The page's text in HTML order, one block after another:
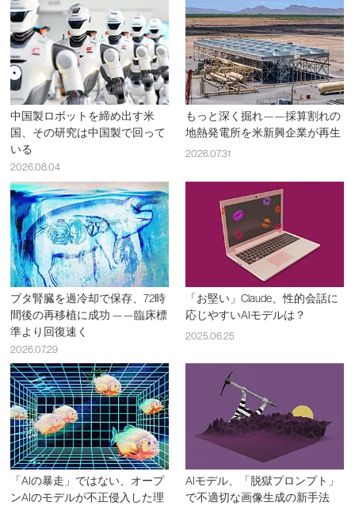
中国製ロボットを締め出す米
国、その研究は中国製で回って
いる
2026.08.04
もっと深く掘れ——採算割れの
地熱発電所を米新興企業が再生
2026.07.31
ブタ腎臓を過冷却で保存、72時
間後の再移植に成功 ——臨床標
準より回復速く
2026.07.29
「お堅い」Claude、性的会話に
応じやすいAIモデルは？
2025.06.25
「AIの暴走」ではない、オープ
ンAIのモデルが不正侵入した理
AIモデル、「脱獄プロンプト」
で不適切な画像生成の新手法